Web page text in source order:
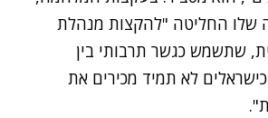
שלו החליטה "להקצות מנהלת
שתשמש כגשר תרבותי בין
כישראלים לא תמיד מכירים את